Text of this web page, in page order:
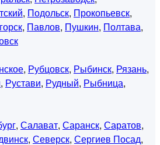
, Подольск, Прокопьевск,
, Павлов, Пушкин, Полтава,
, Рубцовск, Рыбинск, Рязань,
, Рустави, Рудный, Рыбница,
, Салават, Саранск, Саратов,
, Северск, Сергиев Посад,